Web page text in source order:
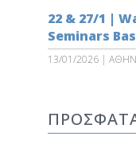
22 & 27/1 |
Seminars
13/01/2026|